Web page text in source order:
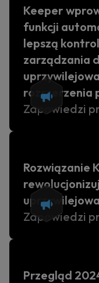
Keeper
funkcji
lepszą
zarządzania
rozszerzenia
Zapowiedzi
Rozwiązanie
Zapowiedzi
Przegląd